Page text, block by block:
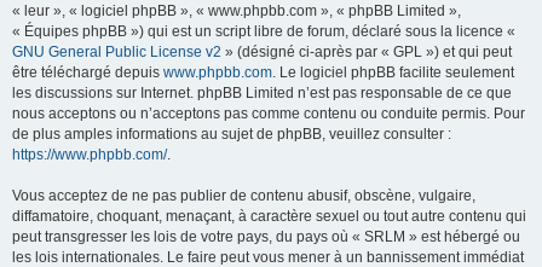
« leur », « logiciel phpBB », « www.phpbb.com », « phpBB Limited »,
« Équipes phpBB ») qui est un script libre de forum, déclaré sous la licence «
GNU General Public License v2 » (désigné ci-après par « GPL ») et qui peut
être téléchargé depuis www.phpbb.com. Le logiciel phpBB facilite seulement
les discussions sur Internet. phpBB Limited n’est pas responsable de ce que
nous acceptons ou n’acceptons pas comme contenu ou conduite permis. Pour
de plus amples informations au sujet de phpBB, veuillez consulter :
https://www.phpbb.com/.
Vous acceptez de ne pas publier de contenu abusif, obscène, vulgaire,
diffamatoire, choquant, menaçant, à caractère sexuel ou tout autre contenu qui
peut transgresser les lois de votre pays, du pays où « SRLM » est hébergé ou
les lois internationales. Le faire peut vous mener à un bannissement immédiat